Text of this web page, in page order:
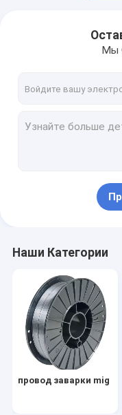
Очистите
Фланцы сварки
Присадочный
Сталь шарика
Конкретная
Мы
Наши Категории
провод заварки mig